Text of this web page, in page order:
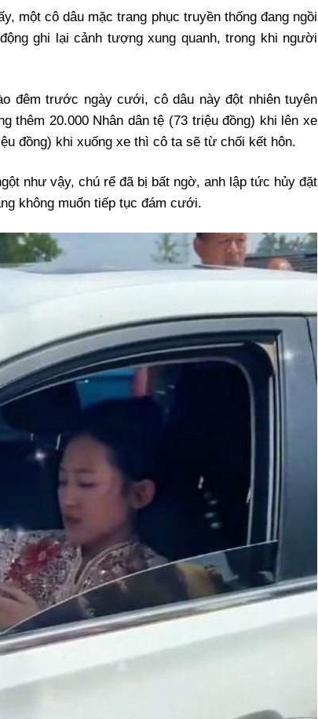
một cô dâu mặc trang phục truyền thống đang ngồi
ghi lại cảnh tượng xung quanh, trong khi người
đêm trước ngày cưới, cô dâu này đột nhiên tuyên
thêm 20.000 Nhân dân tệ (73 triệu đồng) khi lên xe
đồng) khi xuống xe thì cô ta sẽ từ chối kết hôn.
như vậy, chú rể đã bị bất ngờ, anh lập tức hủy đặt
không muốn tiếp tục đám cưới.